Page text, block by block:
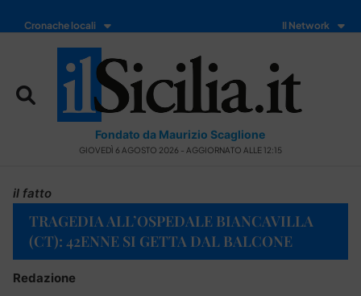
Cronache locali Il Network
Fondato da Maurizio Scaglione
GIOVEDÌ 6 AGOSTO 2026 - AGGIORNATO ALLE 12:15
il fatto
TRAGEDIA ALL’OSPEDALE BIANCAVILLA
(CT): 42ENNE SI GETTA DAL BALCONE
Redazione